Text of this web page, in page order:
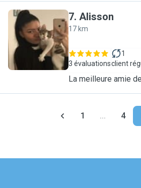
A
7. Alisson
17 km
3 évaluations
1
client
La meilleure amie
1 ... 4